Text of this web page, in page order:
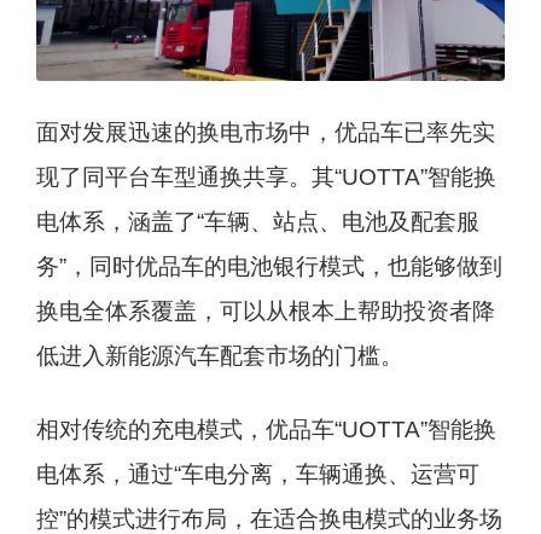
面对发展迅速的换电市场中，优品车已率先实
现了同平台车型通换共享。其“UOTTA”智能换
电体系，涵盖了“车辆、站点、电池及配套服
务”，同时优品车的电池银行模式，也能够做到
换电全体系覆盖，可以从根本上帮助投资者降
低进入新能源汽车配套市场的门槛。
相对传统的充电模式，优品车“UOTTA”智能换
电体系，通过“车电分离，车辆通换、运营可
控”的模式进行布局，在适合换电模式的业务场